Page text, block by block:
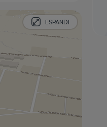
ESPANDI